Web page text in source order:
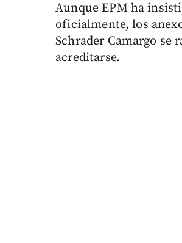
Aunque EPM ha
oficialmente, los
Schrader Camargo se
acreditarse.